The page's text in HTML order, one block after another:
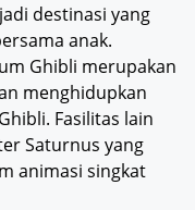
destinasi yang
anak.
Ghibli merupakan
menghidupkan
Fasilitas lain
Saturnus yang
animasi singkat